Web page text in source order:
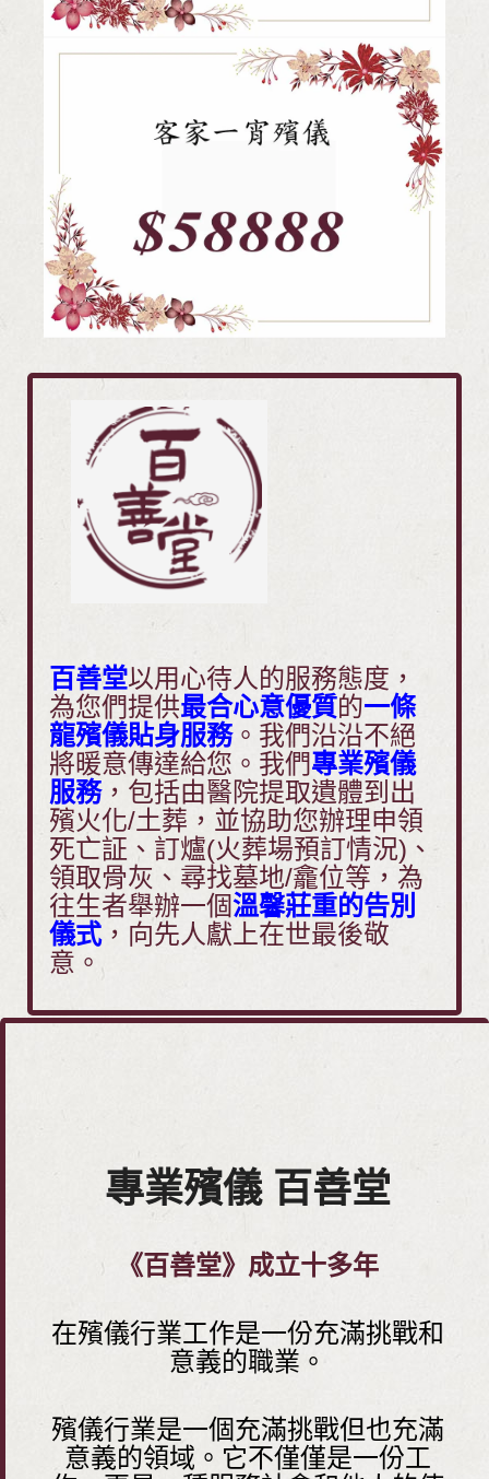
百善堂以用心待人的服務態度，
為您們提供最合心意優質的一條
龍殯儀貼身服務。我們沿沿不絕
將暖意傳達給您。我們專業殯儀
服務，包括由醫院提取遺體到出
殯火化/土葬，並協助您辦理申領
死亡証、訂爐(火葬場預訂情況)、
領取骨灰、尋找墓地/龕位等，為
往生者舉辦一個溫馨莊重的告別
儀式，向先人獻上在世最後敬
意。
專業殯儀 百善堂
《百善堂》成立十多年
在殯儀行業工作是一份充滿挑戰和
意義的職業。
殯儀行業是一個充滿挑戰但也充滿
意義的領域。它不僅僅是一份工